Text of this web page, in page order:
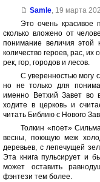
Samle, 19 марта
Это очень красивое
сколько вложено от
понимание величия этой
количество героев, рас,
рек, гор, городов и лесов.
С уверенностью могу
но не только для
именно Ветхий Завет во
ходите в церковь и
читать Библию с Нового
Толкин «поет»
весны, поющую меж
деревьев, с лепечущей
Эта книга пульсирует и
может оставить
фэнтези тем более.